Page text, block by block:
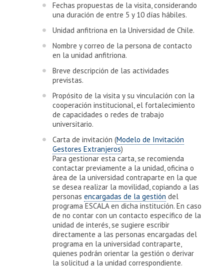
Fechas propuestas de la visita, considerando
una duración de entre 5 y 10 días hábiles.
Unidad anfitriona en la Universidad de Chile.
Nombre y correo de la persona de contacto
en la unidad anfitriona.
Breve descripción de las actividades
previstas.
Propósito de la visita y su vinculación con la
cooperación institucional, el fortalecimiento
de capacidades o redes de trabajo
universitario.
Carta de invitación (Modelo de Invitación
Gestores Extranjeros)
Para gestionar esta carta, se recomienda
contactar previamente a la unidad, oficina o
área de la universidad contraparte en la que
se desea realizar la movilidad, copiando a las
personas encargadas de la gestión del
programa ESCALA en dicha institución. En caso
de no contar con un contacto específico de la
unidad de interés, se sugiere escribir
directamente a las personas encargadas del
programa en la universidad contraparte,
quienes podrán orientar la gestión o derivar
la solicitud a la unidad correspondiente.